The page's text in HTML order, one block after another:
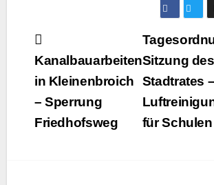
Sitzung des
Stadtrates –
für Schulen
Kanalbauarbeiten
in Kleinenbroich
– Sperrung
Friedhofsweg